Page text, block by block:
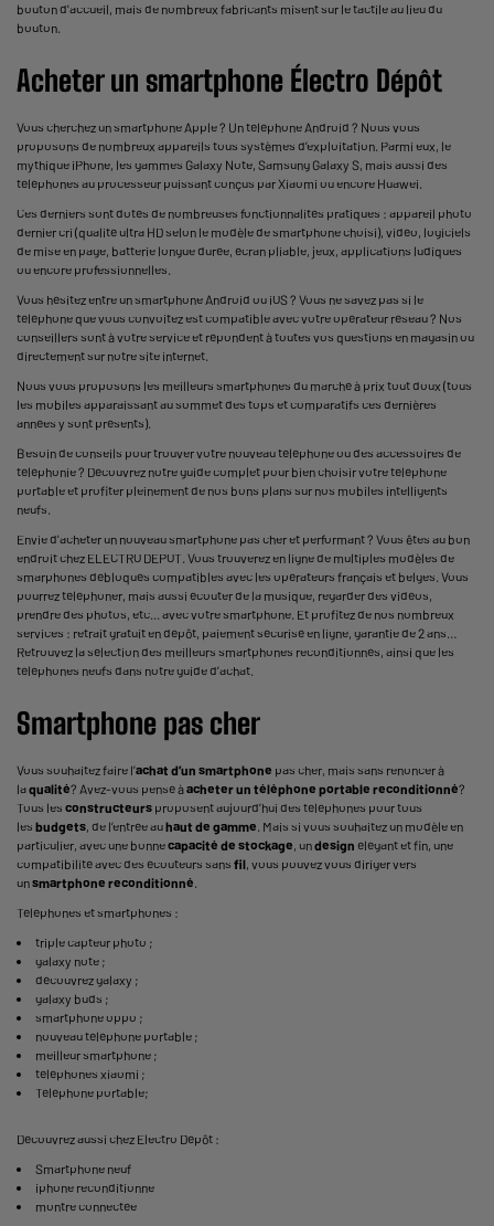
bouton d'accueil, mais de nombreux fabricants misent sur le tactile au lieu du
bouton.
Acheter un smartphone Électro Dépôt
Vous cherchez un smartphone Apple ? Un téléphone Android ? Nous vous
proposons de nombreux appareils tous systèmes d’exploitation. Parmi eux, le
mythique iPhone, les gammes Galaxy Note, Samsung Galaxy S, mais aussi des
téléphones au processeur puissant conçus par Xiaomi ou encore Huawei.
Ces derniers sont dotés de nombreuses fonctionnalités pratiques : appareil photo
dernier cri (qualité ultra HD selon le modèle de smartphone choisi), vidéo, logiciels
de mise en page, batterie longue durée, écran pliable, jeux, applications ludiques
ou encore professionnelles.
Vous hésitez entre un smartphone Android ou iOS ? Vous ne savez pas si le
téléphone que vous convoitez est compatible avec votre opérateur réseau ? Nos
conseillers sont à votre service et répondent à toutes vos questions en magasin ou
directement sur notre site internet.
Nous vous proposons les meilleurs smartphones du marché à prix tout doux (tous
les mobiles apparaissant au sommet des tops et comparatifs ces dernières
années y sont présents).
Besoin de conseils pour trouver votre nouveau téléphone ou des accessoires de
téléphonie ? Découvrez notre guide complet pour bien choisir votre téléphone
portable et profiter pleinement de nos bons plans sur nos mobiles intelligents
neufs.
Envie d'acheter un nouveau smartphone pas cher et performant ? Vous êtes au bon
endroit chez ELECTRO DEPOT. Vous trouverez en ligne de multiples modèles de
smarphones débloqués compatibles avec les opérateurs français et belges. Vous
pourrez téléphoner, mais aussi écouter de la musique, regarder des vidéos,
prendre des photos, etc... avec votre smartphone. Et profitez de nos nombreux
services : retrait gratuit en dépôt, paiement sécurisé en ligne, garantie de 2 ans…
Retrouvez la sélection des meilleurs smartphones reconditionnés, ainsi que les
téléphones neufs dans notre guide d’achat.
Smartphone pas cher
Vous souhaitez faire l’achat d’un smartphone pas cher, mais sans renoncer à
laqualité? Avez-vous pensé àacheter un téléphone portable reconditionné?
Tous les constructeurs proposent aujourd’hui des téléphones pour tous
les budgets, de l’entrée auhaut de gamme. Mais si vous souhaitez un modèle en
particulier, avec une bonnecapacité de stockage, undesign élégant et fin, une
compatibilité avec des écouteurs sans fil, vous pouvez vous diriger vers
unsmartphone reconditionné.
Téléphones et smartphones :
triple capteur photo ;
galaxy note ;
découvrez galaxy ;
galaxy buds ;
smartphone oppo ;
nouveau téléphone portable ;
meilleur smartphone ;
téléphones xiaomi ;
Téléphone portable;
Découvrez aussi chez Electro Dépôt :
Smartphone neuf
iphone reconditionne
montre connectée